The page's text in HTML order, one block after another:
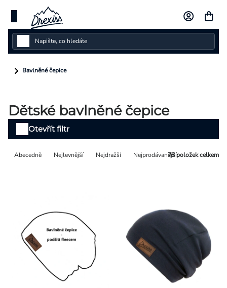
obsah
Dámské
Pánské
Kolekce
Dárkové poukazy
(CZK)
Přihlášení
Bavlněné čepice
Dětské bavlněné čepice
Řazení
Abecedně Nejlevnější Nejdražší Nejprodávanější
78položek celkem
Otevřít filtr
Výpis
produktů